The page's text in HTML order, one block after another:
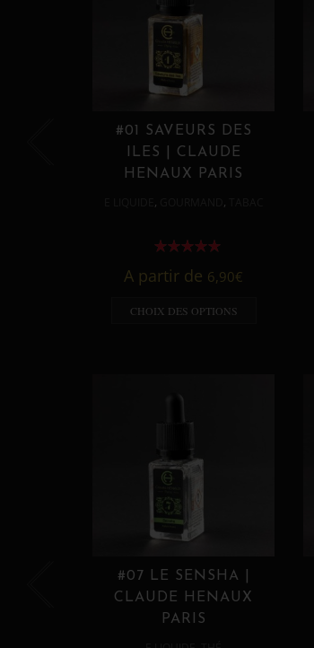
#01 SAVEURS DES
ILES | CLAUDE
HENAUX PARIS
, ,
A partir de 6,90€
CHOIX DES OPTIONS
#07 LE SENSHA |
CLAUDE HENAUX
PARIS